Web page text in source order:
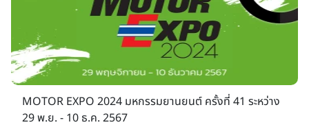
MOTOR EXPO 2024 มหกรรมยานยนต์ ครั้งที่ 41 ระหว่าง
29 พ.ย. - 10 ธ.ค. 2567